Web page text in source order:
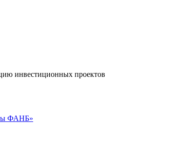
инвестиционных проектов
ФАНБ»